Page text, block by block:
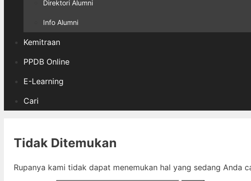
Direktori Alumni
Info Alumni
Kemitraan
PPDB Online
E-Learning
Cari
Tidak Ditemukan
Rupanya kami tidak dapat menemukan hal yang sedang Anda